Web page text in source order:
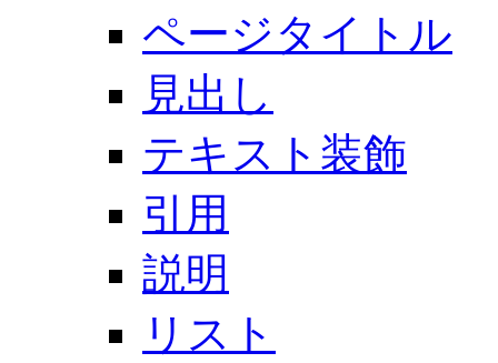
ページタイトル
見出し
テキスト装飾
引用
説明
リスト